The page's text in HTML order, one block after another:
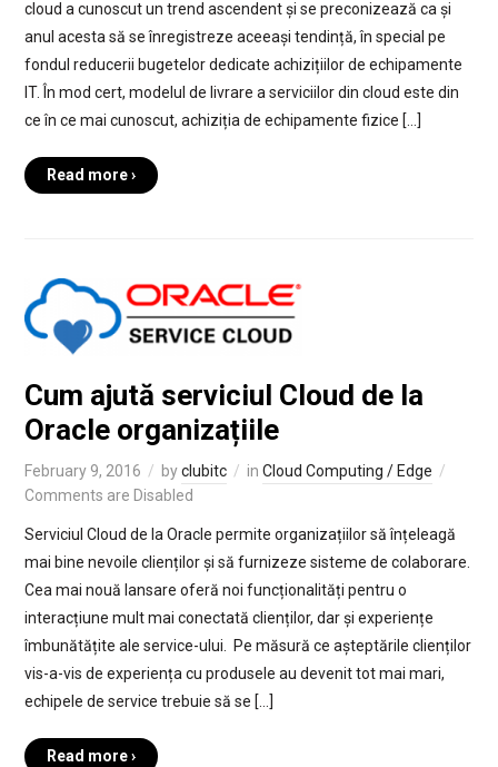
cloud a cunoscut un trend ascendent și se preconizează ca și
anul acesta să se înregistreze aceeași tendință, în special pe
fondul reducerii bugetelor dedicate achizițiilor de echipamente
IT. În mod cert, modelul de livrare a serviciilor din cloud este din
ce în ce mai cunoscut, achiziția de echipamente fizice […]
Read more ›
Cum ajută serviciul Cloud de la
Oracle organizațiile
February 9, 2016 byclubitc in Cloud Computing / Edge
Comments are Disabled
Serviciul Cloud de la Oracle permite organizațiilor să înțeleagă
mai bine nevoile clienților și să furnizeze sisteme de colaborare.
Cea mai nouă lansare oferă noi funcționalități pentru o
interacțiune mult mai conectată clienților, dar și experiențe
îmbunătățite ale service-ului. Pe măsură ce așteptările clienților
vis-a-vis de experiența cu produsele au devenit tot mai mari,
echipele de service trebuie să se […]
Read more ›